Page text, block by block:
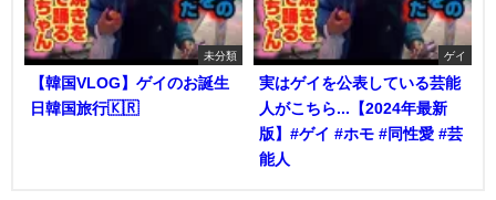
未分類
【韓国VLOG】ゲイのお誕生
日韓国旅行🇰🇷
ゲイ
実はゲイを公表している芸能
人がこちら...【2024年最新
版】#ゲイ #ホモ #同性愛 #芸
能人